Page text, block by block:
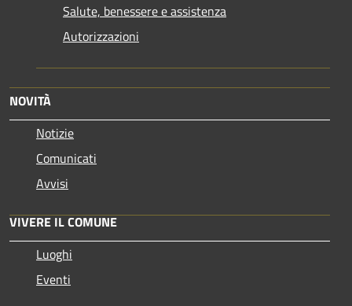
Salute, benessere e assistenza
Autorizzazioni
NOVITÀ
Notizie
Comunicati
Avvisi
VIVERE IL COMUNE
Luoghi
Eventi